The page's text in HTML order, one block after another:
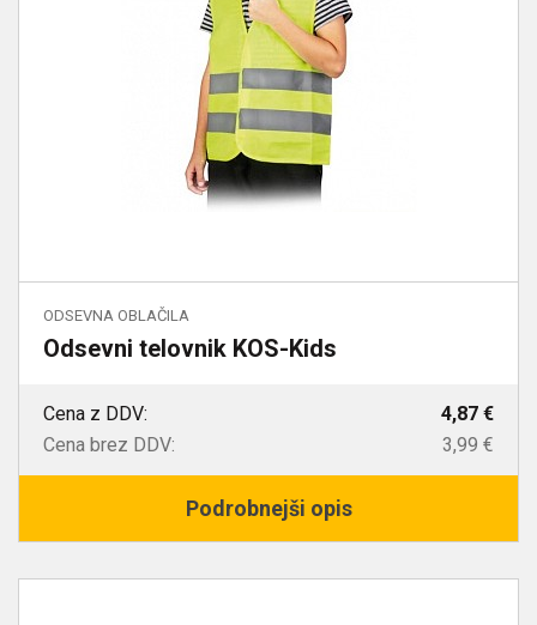
ODSEVNA OBLAČILA
Odsevni telovnik KOS-Kids
Cena z DDV:
4,87 €
Cena brez DDV:
3,99 €
Podrobnejši opis